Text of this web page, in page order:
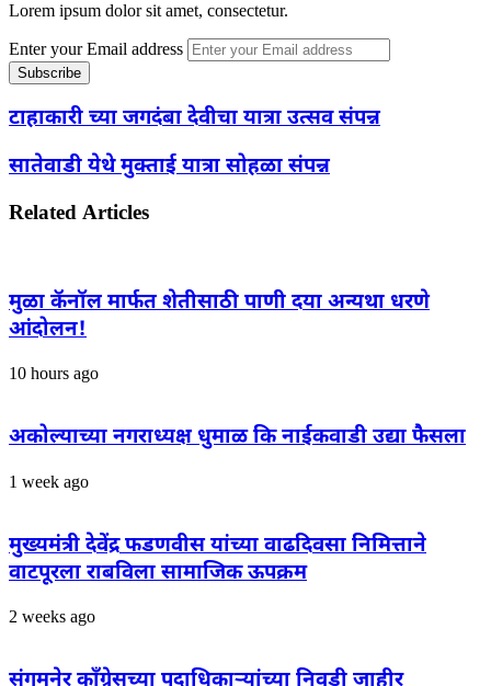
Lorem ipsum dolor sit amet, consectetur.
Enter your Email address
टाहाकारी च्या जगदंबा देवीचा यात्रा उत्सव संपन्न
सातेवाडी येथे मुक्ताई यात्रा सोहळा संपन्न
Related Articles
मुळा कॅनॉल मार्फत शेतीसाठी पाणी दया अन्यथा धरणे
आंदोलन!
10 hours ago
अकोल्याच्या नगराध्यक्ष धुमाळ कि नाईकवाडी उद्या फैसला
1 week ago
मुख्यमंत्री देवेंद्र फडणवीस यांच्या वाढदिवसा निमित्ताने
वाटपूरला राबविला सामाजिक ऊपक्रम
2 weeks ago